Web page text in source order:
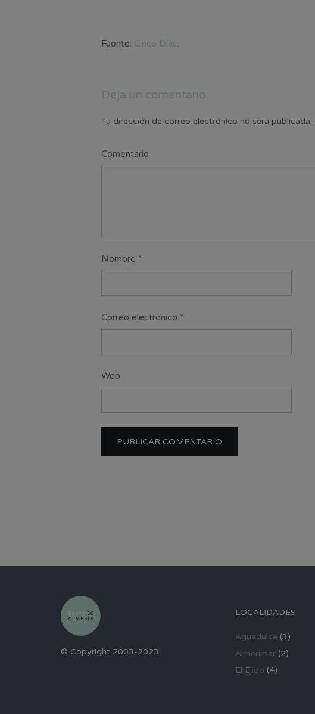
Fuente: Cinco Días.
Deja un comentario
Tu dirección de correo electrónico no será publicada.
Comentario
Nombre *
Correo electrónico *
Web
© Copyright 2003-2023
LOCALIDADES
Aguadulce (3)
Almerimar(2)
El Ejido (4)